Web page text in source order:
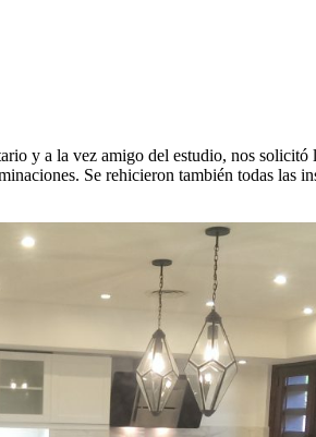
y a la vez amigo del estudio, nos
Se rehicieron también todas